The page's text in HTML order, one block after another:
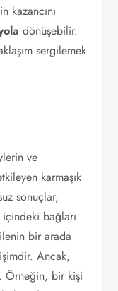
kazancını
dönüşebilir.
sergilemek
ve
karmaşık
sonuçlar,
bağları
bir arada
Ancak,
Örneğin, bir kişi